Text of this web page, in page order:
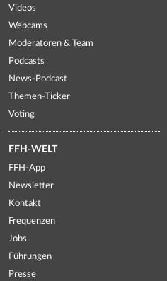
Videos
Webcams
Moderatoren & Team
Podcasts
News-Podcast
Themen-Ticker
Voting
FFH-WELT
FFH-App
Newsletter
Kontakt
Frequenzen
Jobs
Führungen
Presse